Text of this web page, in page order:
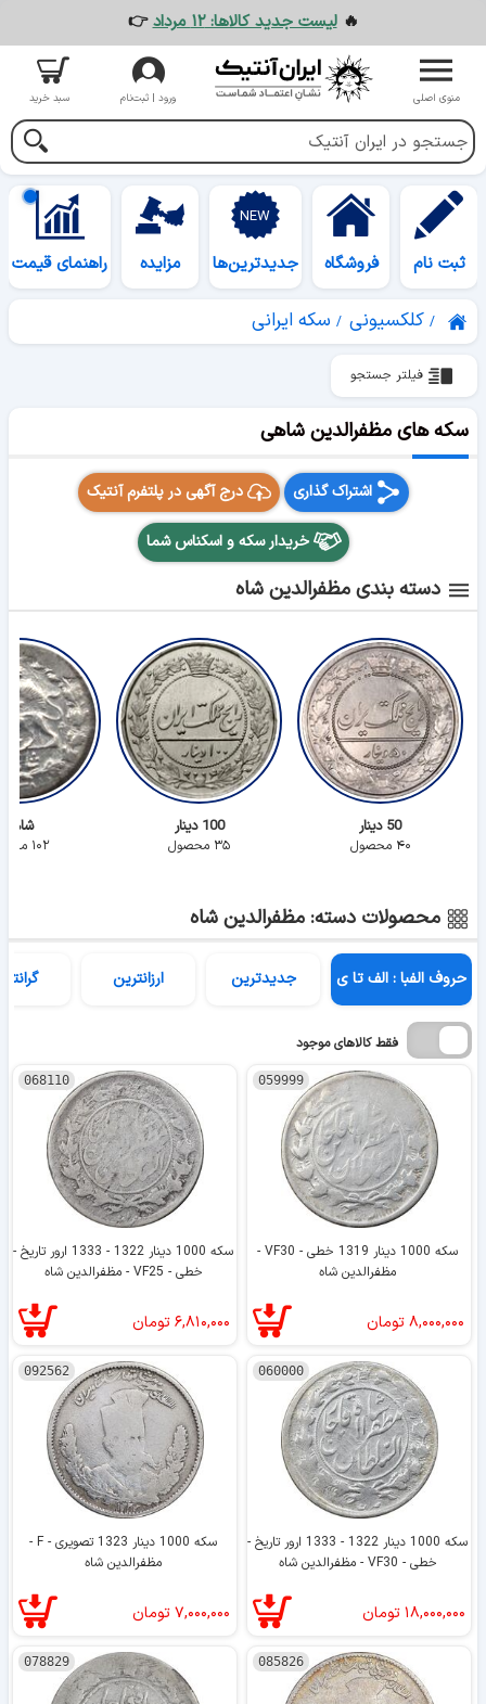
🔥لیست جدید کالاها: ۱۲ مرداد 👉
منوی اصلی ورود | ثبت‌نام سبد خرید
ثبت نام فروشگاه جدیدترین‌ها مزایده راهنمای قیمت
کلکسیونی سکه ایرانی
فیلتر جستجو
سکه های مظفرالدین شاهی
اشتراک گذاری درج آگهی در پلتفرم آنتیک
خریدار سکه و اسکناس شما
دسته بندی مظفرالدین شاه
50 دینار
۴۰ محصول
100 دینار
۳۵ محصول
شاهی
۱۰۲ محصول
محصولات دسته: مظفرالدین شاه
حروف الفبا : الف تا ی جدیدترین ارزانترین
فقط کالاهای موجود
059999
سکه 1000 دینار 1319 خطی - VF30 -
مظفرالدین شاه
۸,۰۰۰,۰۰۰ تومان
068110
سکه 1000 دینار 1322 - 1333 ارور تاریخ -
خطی - VF25 - مظفرالدین شاه
۶,۸۱۰,۰۰۰ تومان
060000
سکه 1000 دینار 1322 - 1333 ارور تاریخ -
خطی - VF30 - مظفرالدین شاه
۱۸,۰۰۰,۰۰۰تومان
092562
سکه 1000 دینار 1323 تصویری - F -
مظفرالدین شاه
۷,۰۰۰,۰۰۰ تومان
085826
078829